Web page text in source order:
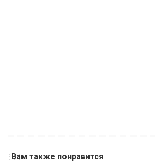
Вам также понравится